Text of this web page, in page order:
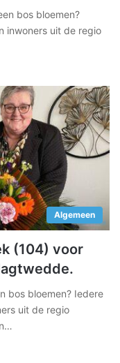
bos bloemen?
inwoners uit de regio
Algemeen
(104) voor
bos bloemen? Iedere
uit de regio